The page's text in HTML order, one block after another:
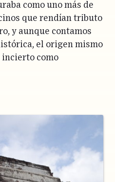
como uno más de
que rendían tributo
y aunque contamos
el origen mismo
incierto como